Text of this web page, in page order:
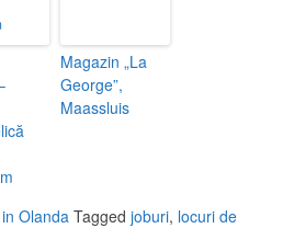
Magazin „La
George”,
Maassluis
Olanda Tagged joburi, locuri de